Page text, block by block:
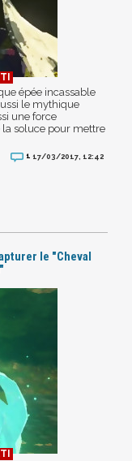
épée incassable
le mythique
une force
soluce pour mettre
1 17/03/2017, 12:42
le "Cheval